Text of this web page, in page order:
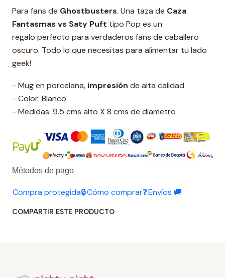
Para fans de Ghostbusters. Una taza de Caza
Fantasmas vs Saty Puft tipo Pop es un
regalo perfecto para verdaderos fans de caballero
oscuro. Todo lo que necesitas para alimentar tu lado
geek!
- Mug en porcelana, impresión de alta calidad
- Color: Blanco
- Medidas: 9.5 cms alto X 8 cms de diametro
Métodos de pago
Compra protegida🔒Cómo comprar❓Envíos 🚚
COMPARTIR ESTE PRODUCTO